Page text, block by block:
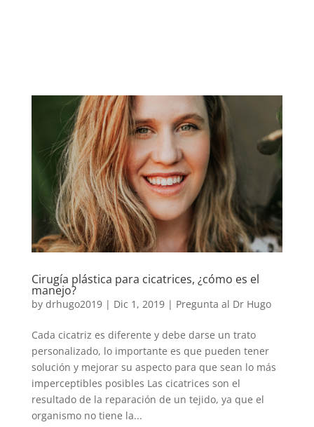
Cirugía plástica para cicatrices, ¿cómo es el
manejo?
by drhugo2019| Dic 1, 2019| Pregunta al Dr Hugo
Cada cicatriz es diferente y debe darse un trato
personalizado, lo importante es que pueden tener
solución y mejorar su aspecto para que sean lo más
imperceptibles posibles Las cicatrices son el
resultado de la reparación de un tejido, ya que el
organismo no tiene la...